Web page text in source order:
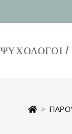
ΨΥΧΟΛΌΓΟΙ /
>